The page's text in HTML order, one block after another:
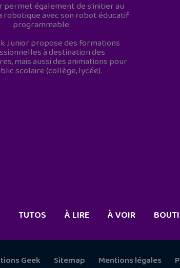
permet également de s'initier au
robotique avec son robot éducatif
programmable.
Junior propose des formations
à destination des
mais aussi des animations pour
scolaire (collège, lycée).
TUTOS À LIRE À VOIR
Geek Sitemap Mentions légales